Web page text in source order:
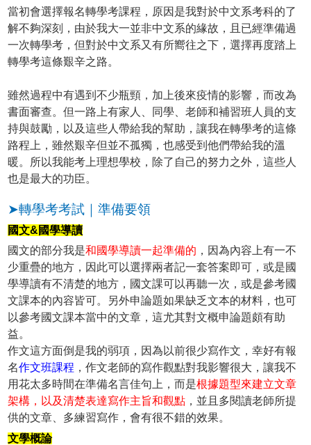
當初會選擇報名轉學考課程，原因是我對於中文系考科的了
解不夠深刻，由於我大一並非中文系的緣故，且已經準備過
一次轉學考，但對於中文系又有所嚮往之下，選擇再度踏上
轉學考這條艱辛之路。
雖然過程中有遇到不少瓶頸，加上後來疫情的影響，而改為
書面審查。但一路上有家人、同學、老師和補習班人員的支
持與鼓勵，以及這些人帶給我的幫助，讓我在轉學考的這條
路程上，雖然艱辛但並不孤獨，也感受到他們帶給我的溫
暖。所以我能考上理想學校，除了自己的努力之外，這些人
也是最大的功臣。
➤轉學考考試｜準備要領
國文&國學導讀
國文的部分我是和國學導讀一起準備的 ，因為內容上有一不
少重疊的地方，因此可以選擇兩者記一套答案即可，或是國
學導讀有不清楚的地方，國文課可以再聽一次，或是參考國
文課本的內容皆可。另外申論題如果缺乏文本的材料，也可
以參考國文課本當中的文章，這尤其對文概申論題頗有助
益。
作文這方面倒是我的弱項，因為以前很少寫作文，幸好有報
名作文班課程 ，作文老師的寫作觀點對我影響很大，讓我不
用花太多時間在準備名言佳句上，而是根據題型來建立文章
架構，以及清楚表達寫作主旨和觀點 ，並且多閱讀老師所提
供的文章、多練習寫作，會有很不錯的效果。
文學概論